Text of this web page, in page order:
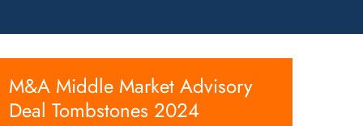
M&A Middle Market Advisory
Deal Tombstones 2024